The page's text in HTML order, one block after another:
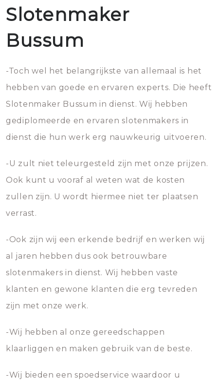
Slotenmaker
Bussum
-Toch wel het belangrijkste van allemaal is het
hebben van goede en ervaren experts. Die heeft
Slotenmaker Bussum in dienst. Wij hebben
gediplomeerde en ervaren slotenmakers in
dienst die hun werk erg nauwkeurig uitvoeren.
-U zult niet teleurgesteld zijn met onze prijzen.
Ook kunt u vooraf al weten wat de kosten
zullen zijn. U wordt hiermee niet ter plaatsen
verrast.
-Ook zijn wij een erkende bedrijf en werken wij
al jaren hebben dus ook betrouwbare
slotenmakers in dienst. Wij hebben vaste
klanten en gewone klanten die erg tevreden
zijn met onze werk.
-Wij hebben al onze gereedschappen
klaarliggen en maken gebruik van de beste.
-Wij bieden een spoedservice waardoor u